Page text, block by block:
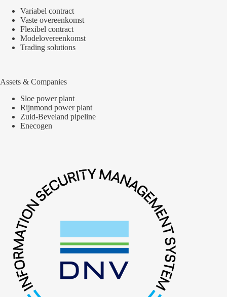
Variabel contract
Vaste overeenkomst
Flexibel contract
Modelovereenkomst
Trading solutions
Assets & Companies
Sloe power plant
Rijnmond power plant
Zuid-Beveland pipeline
Enecogen